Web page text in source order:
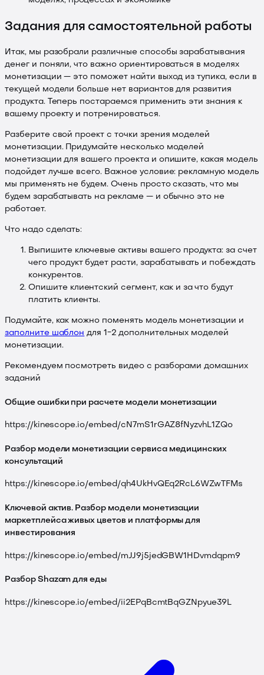
Задания для самостоятельной работы
Итак, мы разобрали различные способы зарабатывания
денег и поняли, что важно ориентироваться в моделях
монетизации — это поможет найти выход из тупика, если в
текущей модели больше нет вариантов для развития
продукта. Теперь постараемся применить эти знания к
вашему проекту и потренироваться.
Разберите свой проект с точки зрения моделей
монетизации. Придумайте несколько моделей
монетизации для вашего проекта и опишите, какая модель
подойдет лучше всего. Важное условие: рекламную модель
мы применять не будем. Очень просто сказать, что мы
будем зарабатывать на рекламе — и обычно это не
работает.
Что надо сделать:
Выпишите ключевые активы вашего продукта: за счет
чего продукт будет расти, зарабатывать и побеждать
конкурентов.
Опишите клиентский сегмент, как и за что будут
платить клиенты.
Подумайте, как можно поменять модель монетизации и
заполните шаблон для 1−2 дополнительных моделей
монетизации.
Рекомендуем посмотреть видео с разборами домашних
заданий
Общие ошибки при расчете модели монетизации
https://kinescope.io/embed/cN7mS1rGAZ8fNyzvhL1ZQo
Разбор модели монетизации сервиса медицинских
консультаций
https://kinescope.io/embed/qh4UkHvQEq2RcL6WZwTFMs
Ключевой актив. Разбор модели монетизации
маркетплейса живых цветов и платформы для
инвестирования
https://kinescope.io/embed/mJJ9j5jedGBW1HDvmdqpm9
Разбор Shazam для еды
https://kinescope.io/embed/ii2EPqBcmtBqGZNpyue39L